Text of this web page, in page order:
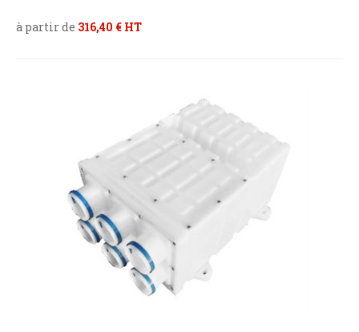
à partir de 316,40 € HT